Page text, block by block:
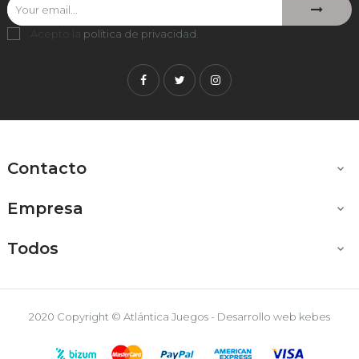
Acepto la política de privacidad
FacebookTwitterInstagram
Contacto 
Empresa 
Todos 
2020 Copyright © Atlántica Juegos - Desarrollo web kebes